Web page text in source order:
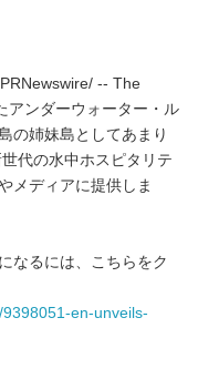
-- The
アンダーウォーター・ル
の姉妹島としてあまり
代の水中ホスピタリテ
メディアに提供しま
なるには、こちらをク
en-unveils-